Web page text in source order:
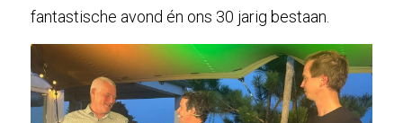
fantastische avond én ons 30 jarig bestaan.